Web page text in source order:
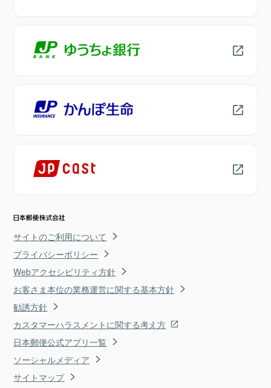
サイトのご利用について
プライバシーポリシー
Webアクセシビリティ方針
お客さま本位の業務運営に関する基本方針
勧誘方針
カスタマーハラスメントに関する考え方
日本郵便公式アプリ一覧
ソーシャルメディア
サイトマップ